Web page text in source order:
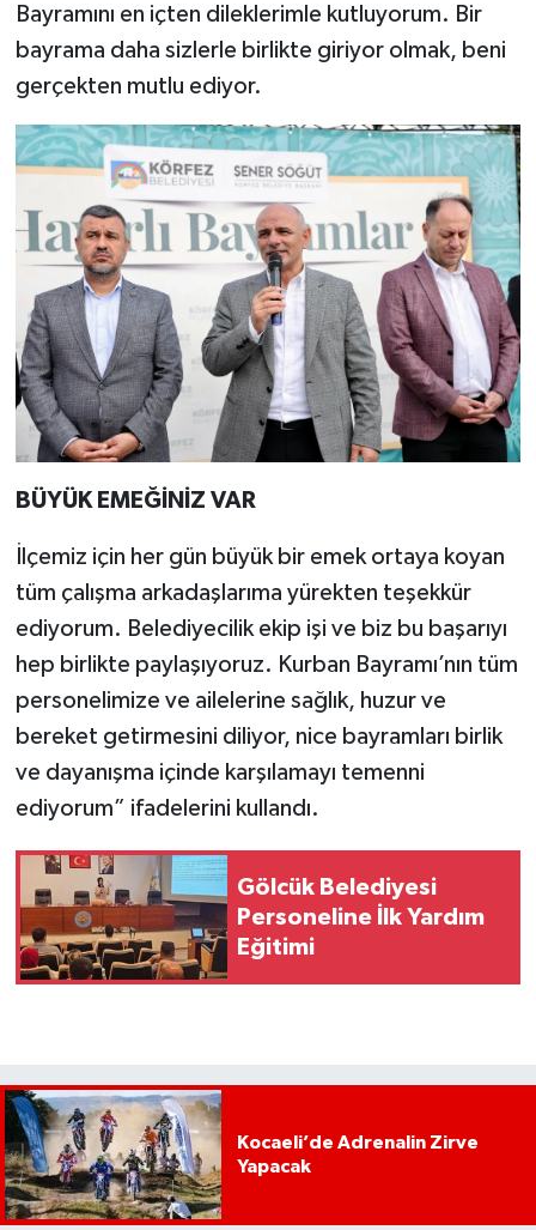
Bayramını en içten dileklerimle kutluyorum. Bir
bayrama daha sizlerle birlikte giriyor olmak, beni
gerçekten mutlu ediyor.
BÜYÜK EMEĞİNİZ VAR
İlçemiz için her gün büyük bir emek ortaya koyan
tüm çalışma arkadaşlarıma yürekten teşekkür
ediyorum. Belediyecilik ekip işi ve biz bu başarıyı
hep birlikte paylaşıyoruz. Kurban Bayramı’nın tüm
personelimize ve ailelerine sağlık, huzur ve
bereket getirmesini diliyor, nice bayramları birlik
ve dayanışma içinde karşılamayı temenni
ediyorum” ifadelerini kullandı.
Gölcük Belediyesi
Personeline İlk Yardım
Eğitimi
Kocaeli’de Adrenalin Zirve
Yapacak